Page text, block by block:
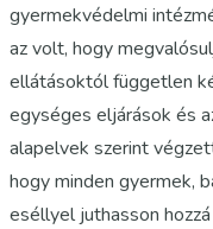
gyermekvédelmi
az volt, hogy
ellátásoktól független
egységes eljárások és
alapelvek szerint
hogy minden gyermek,
eséllyel juthasson